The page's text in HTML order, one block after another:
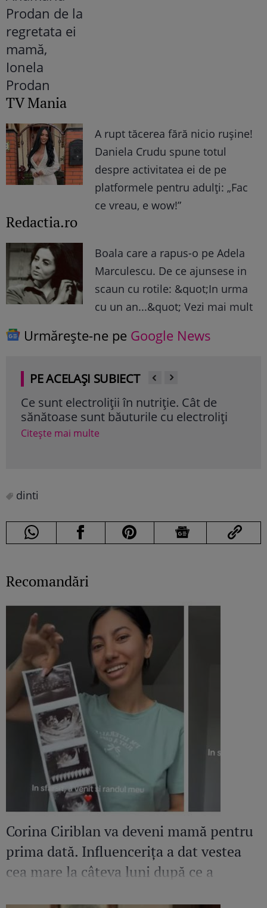
TV Mania
A rupt tăcerea fără nicio rușine!
Daniela Crudu spune totul
despre activitatea ei de pe
platformele pentru adulți: „Fac
ce vreau, e wow!”
Redactia.ro
Boala care a rapus-o pe Adela
Marculescu. De ce ajunsese in
scaun cu rotile: &quot;In urma
cu un an...&quot; Vezi mai mult
Urmărește-ne pe Google News
PE ACELAȘI SUBIECT
Ce sunt electroliţii în nutriţie. Cât de
sănătoase sunt băuturile cu electroliţi
Citește mai multe
dinti
Recomandări
Corina Ciriblan va deveni mamă pentru
prima dată. Influencerița a dat vestea
cea mare la câteva luni după ce a